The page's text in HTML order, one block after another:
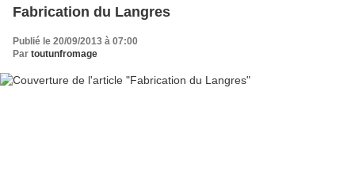
Fabrication du Langres
Publié le 20/09/2013 à 07:00
Par toutunfromage